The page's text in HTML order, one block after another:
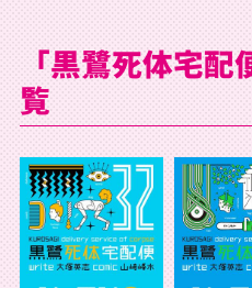
「黒鷺死体宅
覧